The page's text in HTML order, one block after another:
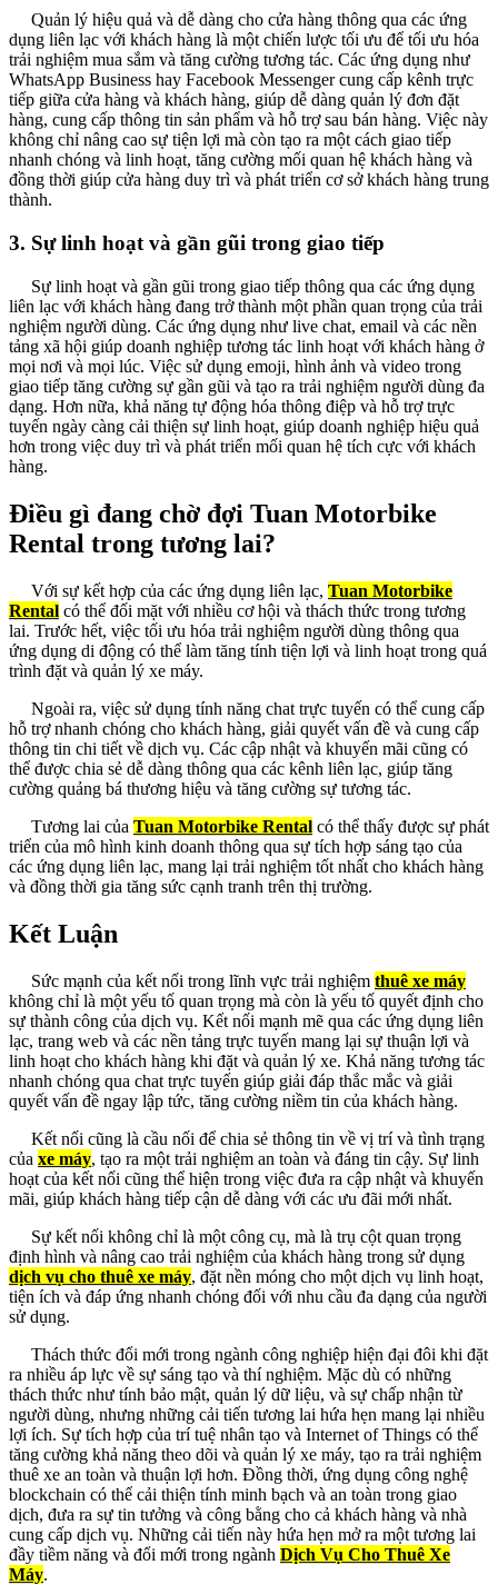
Quản lý hiệu quả và dễ dàng cho cửa hàng thông qua các ứng
dụng liên lạc với khách hàng là một chiến lược tối ưu để tối ưu hóa
trải nghiệm mua sắm và tăng cường tương tác. Các ứng dụng như
WhatsApp Business hay Facebook Messenger cung cấp kênh trực
tiếp giữa cửa hàng và khách hàng, giúp dễ dàng quản lý đơn đặt
hàng, cung cấp thông tin sản phẩm và hỗ trợ sau bán hàng. Việc này
không chỉ nâng cao sự tiện lợi mà còn tạo ra một cách giao tiếp
nhanh chóng và linh hoạt, tăng cường mối quan hệ khách hàng và
đồng thời giúp cửa hàng duy trì và phát triển cơ sở khách hàng trung
thành.
3. Sự linh hoạt và gần gũi trong giao tiếp
Sự linh hoạt và gần gũi trong giao tiếp thông qua các ứng dụng
liên lạc với khách hàng đang trở thành một phần quan trọng của trải
nghiệm người dùng. Các ứng dụng như live chat, email và các nền
tảng xã hội giúp doanh nghiệp tương tác linh hoạt với khách hàng ở
mọi nơi và mọi lúc. Việc sử dụng emoji, hình ảnh và video trong
giao tiếp tăng cường sự gần gũi và tạo ra trải nghiệm người dùng đa
dạng. Hơn nữa, khả năng tự động hóa thông điệp và hỗ trợ trực
tuyến ngày càng cải thiện sự linh hoạt, giúp doanh nghiệp hiệu quả
hơn trong việc duy trì và phát triển mối quan hệ tích cực với khách
hàng.
Điều gì đang chờ đợi Tuan Motorbike
Rental trong tương lai?
Với sự kết hợp của các ứng dụng liên lạc, Tuan Motorbike
Rental có thể đối mặt với nhiều cơ hội và thách thức trong tương
lai. Trước hết, việc tối ưu hóa trải nghiệm người dùng thông qua
ứng dụng di động có thể làm tăng tính tiện lợi và linh hoạt trong quá
trình đặt và quản lý xe máy.
Ngoài ra, việc sử dụng tính năng chat trực tuyến có thể cung cấp
hỗ trợ nhanh chóng cho khách hàng, giải quyết vấn đề và cung cấp
thông tin chi tiết về dịch vụ. Các cập nhật và khuyến mãi cũng có
thể được chia sẻ dễ dàng thông qua các kênh liên lạc, giúp tăng
cường quảng bá thương hiệu và tăng cường sự tương tác.
Tương lai của Tuan Motorbike Rental có thể thấy được sự phát
triển của mô hình kinh doanh thông qua sự tích hợp sáng tạo của
các ứng dụng liên lạc, mang lại trải nghiệm tốt nhất cho khách hàng
và đồng thời gia tăng sức cạnh tranh trên thị trường.
Kết Luận
Sức mạnh của kết nối trong lĩnh vực trải nghiệm thuê xe máy
không chỉ là một yếu tố quan trọng mà còn là yếu tố quyết định cho
sự thành công của dịch vụ. Kết nối mạnh mẽ qua các ứng dụng liên
lạc, trang web và các nền tảng trực tuyến mang lại sự thuận lợi và
linh hoạt cho khách hàng khi đặt và quản lý xe. Khả năng tương tác
nhanh chóng qua chat trực tuyến giúp giải đáp thắc mắc và giải
quyết vấn đề ngay lập tức, tăng cường niềm tin của khách hàng.
Kết nối cũng là cầu nối để chia sẻ thông tin về vị trí và tình trạng
của xe máy, tạo ra một trải nghiệm an toàn và đáng tin cậy. Sự linh
hoạt của kết nối cũng thể hiện trong việc đưa ra cập nhật và khuyến
mãi, giúp khách hàng tiếp cận dễ dàng với các ưu đãi mới nhất.
Sự kết nối không chỉ là một công cụ, mà là trụ cột quan trọng
định hình và nâng cao trải nghiệm của khách hàng trong sử dụng
dịch vụ cho thuê xe máy, đặt nền móng cho một dịch vụ linh hoạt,
tiện ích và đáp ứng nhanh chóng đối với nhu cầu đa dạng của người
sử dụng.
Thách thức đổi mới trong ngành công nghiệp hiện đại đôi khi đặt
ra nhiều áp lực về sự sáng tạo và thí nghiệm. Mặc dù có những
thách thức như tính bảo mật, quản lý dữ liệu, và sự chấp nhận từ
người dùng, nhưng những cải tiến tương lai hứa hẹn mang lại nhiều
lợi ích. Sự tích hợp của trí tuệ nhân tạo và Internet of Things có thể
tăng cường khả năng theo dõi và quản lý xe máy, tạo ra trải nghiệm
thuê xe an toàn và thuận lợi hơn. Đồng thời, ứng dụng công nghệ
blockchain có thể cải thiện tính minh bạch và an toàn trong giao
dịch, đưa ra sự tin tưởng và công bằng cho cả khách hàng và nhà
cung cấp dịch vụ. Những cải tiến này hứa hẹn mở ra một tương lai
đầy tiềm năng và đổi mới trong ngành Dịch Vụ Cho Thuê Xe
Máy.